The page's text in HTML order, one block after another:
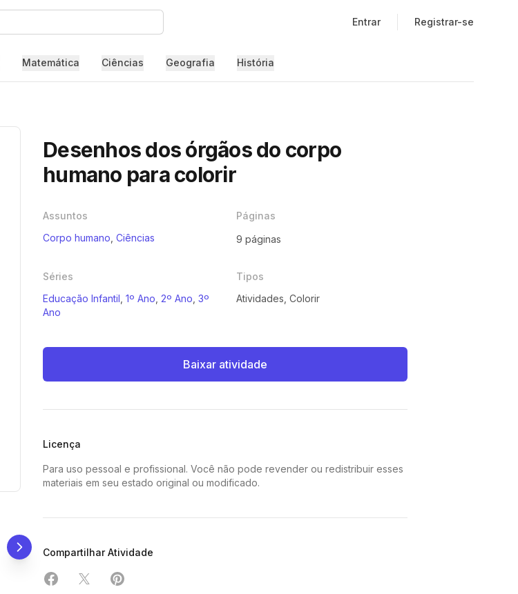
Entrar Registrar-se
Matemática Ciências Geografia História
Desenhos dos órgãos do corpo
humano para colorir
Assuntos
Corpo humano Ciências
Páginas
9 páginas
Séries
Educação Infantil 1º Ano 2º Ano 3º
Ano
Tipos
Atividades, Colorir
Baixar atividade
Licença
Para uso pessoal e profissional. Você não pode revender ou redistribuir esses
materiais em seu estado original ou modificado.
Compartilhar Atividade
Compartilhar em Facebook
Compartilhar em X
Compartilhar em Pinterest